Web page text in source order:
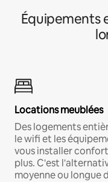
Équipements
Locations meublées
Des logements
le wifi et les
vous installer
plus. C'est
moyenne ou longue